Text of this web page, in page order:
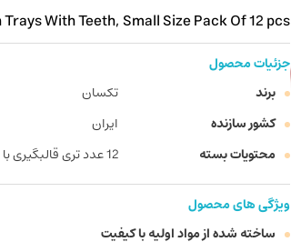
With Teeth, Small Size Pack Of 12 pcs
جزئیات محصول
برند
تکسان
کشور سازنده
ایران
محتویات بسته
12 عدد تری قالبگیری با دندان تکسان سایز کوچک
ویژگی های محصول
ساخته شده از مواد اولیه با کیفیت